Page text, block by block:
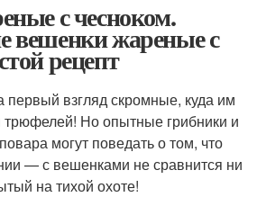
с чесноком.
вешенки жареные с
рецепт
взгляд скромные, куда им
трюфелей! Но опытные грибники и
могут поведать о том, что
— с вешенками не сравнится ни
на тихой охоте!